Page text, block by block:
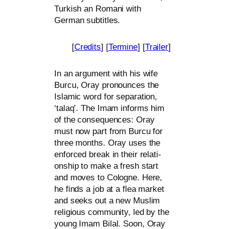
Turkish an Romani with
German subtitles.
[Credits] [Termine] [Trailer]
In an argu­ment with his wife
Burcu, Oray pro­no­un­ces the
Islamic word for sepa­ra­ti­on,
‘talaq’. The Imam informs him
of the con­se­quen­ces: Oray
must now part from Burcu for
three months. Oray uses the
enforced break in their rela­ti­
onship to make a fresh start
and moves to Cologne. Here,
he finds a job at a flea mar­ket
and seeks out a new Muslim
reli­gious com­mu­ni­ty, led by the
young Imam Bilal. Soon, Oray